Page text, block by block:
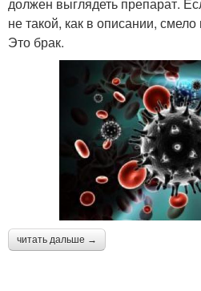
должен выглядеть препарат.
не такой, как в описании,
Это брак.
читать дальше →